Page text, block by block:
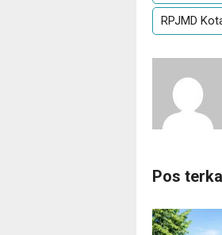
RPJMD
Pos